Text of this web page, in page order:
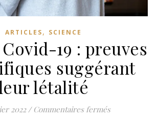
ARTICLES, SCIENCE
19 : preuves
suggérant
létalité
2022 / Commentaires ferméssur Vaccins